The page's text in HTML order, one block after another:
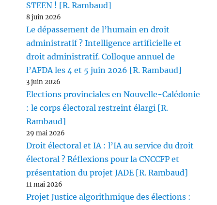
STEEN ! [R. Rambaud]
8 juin 2026
Le dépassement de l’humain en droit
administratif ? Intelligence artificielle et
droit administratif. Colloque annuel de
l’AFDA les 4 et 5 juin 2026 [R. Rambaud]
3 juin 2026
Elections provinciales en Nouvelle-Calédonie
: le corps électoral restreint élargi [R.
Rambaud]
29 mai 2026
Droit électoral et IA : l’IA au service du droit
électoral ? Réflexions pour la CNCCFP et
présentation du projet JADE [R. Rambaud]
11 mai 2026
Projet Justice algorithmique des élections :